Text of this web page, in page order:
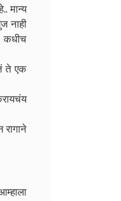
मान्य
नाही
कधीच
ते एक